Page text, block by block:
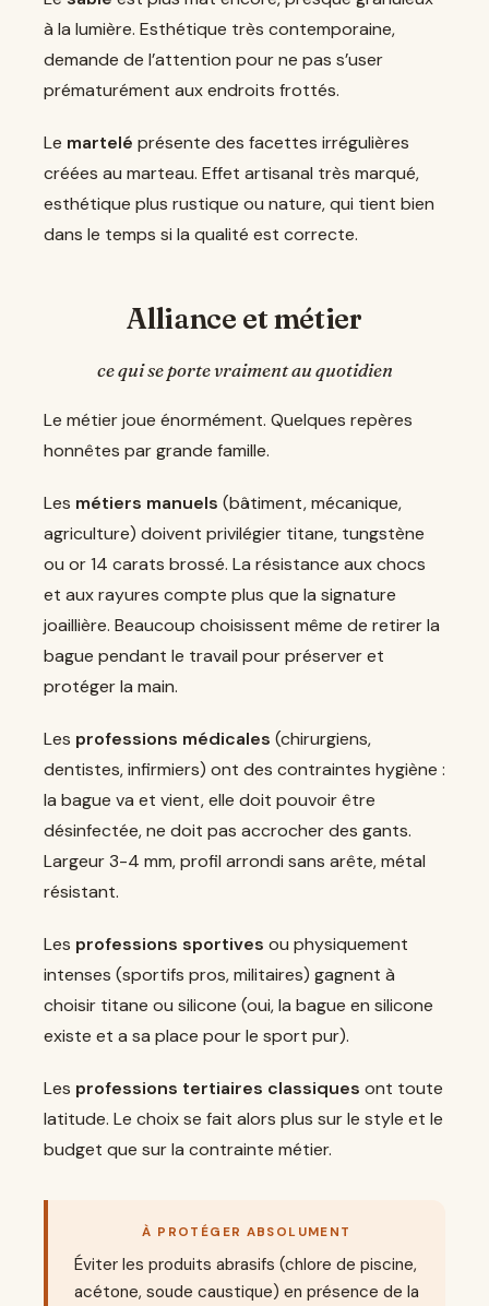
à la lumière. Esthétique très contemporaine,
demande de l’attention pour ne pas s’user
prématurément aux endroits frottés.
Le martelé présente des facettes irrégulières
créées au marteau. Effet artisanal très marqué,
esthétique plus rustique ou nature, qui tient bien
dans le temps si la qualité est correcte.
Alliance et métier
ce qui se porte vraiment au quotidien
Le métier joue énormément. Quelques repères
honnêtes par grande famille.
Les métiers manuels (bâtiment, mécanique,
agriculture) doivent privilégier titane, tungstène
ou or 14 carats brossé. La résistance aux chocs
et aux rayures compte plus que la signature
joaillière. Beaucoup choisissent même de retirer la
bague pendant le travail pour préserver et
protéger la main.
Les professions médicales (chirurgiens,
dentistes, infirmiers) ont des contraintes hygiène :
la bague va et vient, elle doit pouvoir être
désinfectée, ne doit pas accrocher des gants.
Largeur 3-4 mm, profil arrondi sans arête, métal
résistant.
Les professions sportives ou physiquement
intenses (sportifs pros, militaires) gagnent à
choisir titane ou silicone (oui, la bague en silicone
existe et a sa place pour le sport pur).
Les professions tertiaires classiques ont toute
latitude. Le choix se fait alors plus sur le style et le
budget que sur la contrainte métier.
À PROTÉGER ABSOLUMENT
Éviter les produits abrasifs (chlore de piscine,
acétone, soude caustique) en présence de la